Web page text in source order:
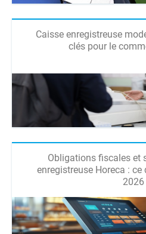
Caisse enregistreuse
clés pour le
Obligations fiscales et
enregistreuse Horeca :
2026